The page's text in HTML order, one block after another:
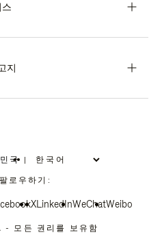
지
한민국 |
로우하기:
XLinkedInWeChatWeibo
모든 권리를 보유함